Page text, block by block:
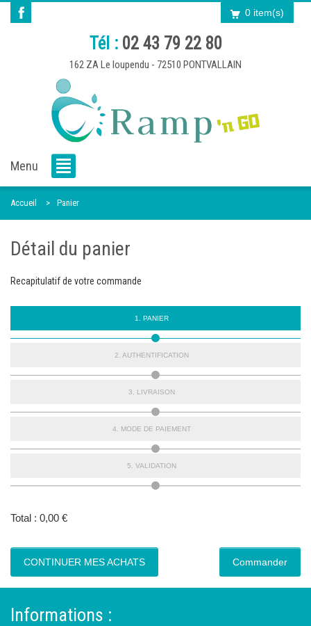
0 item(s)
Tél : 02 43 79 22 80
162 ZA Le loupendu - 72510 PONTVALLAIN
Menu
Accueil Panier
Détail du panier
Recapitulatif de votre commande
1. PANIER
V
2. AUTHENTIFICATION
V
3. LIVRAISON
V
4. MODE DE PAIEMENT
V
5. VALIDATION
V
Total : 0,00 €
CONTINUER MES ACHATS
Informations :